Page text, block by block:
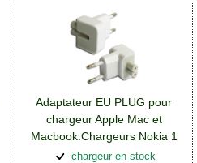
Adaptateur EU PLUG pour
chargeur Apple Mac et
Macbook:Chargeurs Nokia 1
chargeur en stock